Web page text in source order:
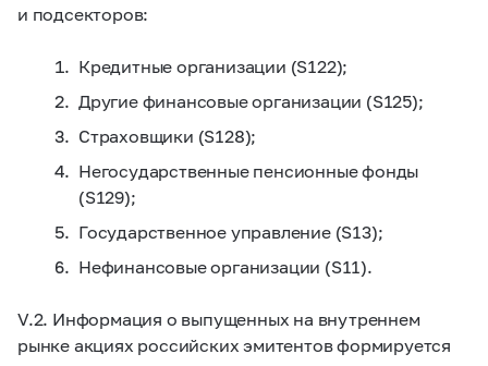
и подсекторов:
Кредитные организации (S122);
Другие финансовые организации (S125);
Страховщики (S128);
Негосударственные пенсионные фонды
(S129);
Государственное управление (S13);
Нефинансовые организации (S11).
V.2. Информация о выпущенных на внутреннем
рынке акциях российских эмитентов формируется